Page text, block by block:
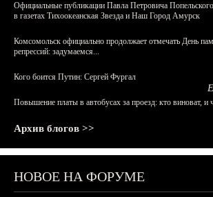
Официальные публикации Павла Петровича
в газетах Тихоокеанская Звезда и Наш Город Амурск
Комсомольск официально продолжает отмечать День
репрессий: задумаемся...
Кого боится Путин: Сергей Фургал
Повышение платы в автобусах за проезд: кто виноват, и
Архив блогов >>
НОВОЕ НА ФОРУМЕ